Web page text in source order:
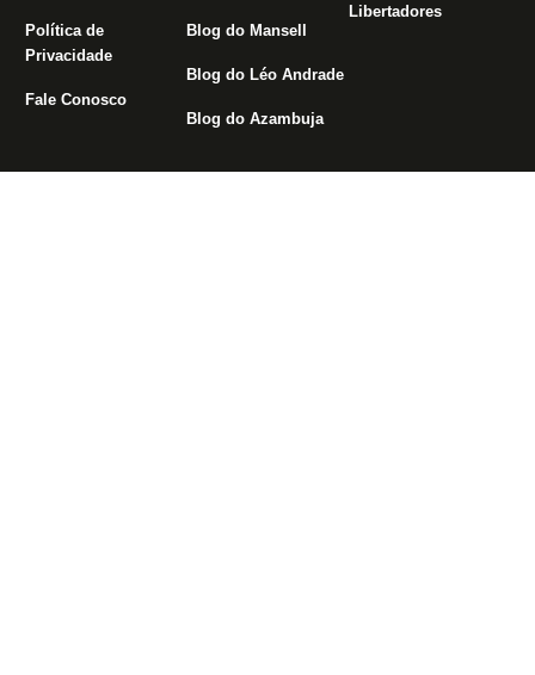
Política de
Privacidade
Fale Conosco
Blog do Mansell
Blog do Léo Andrade
Blog do Azambuja
Libertadores